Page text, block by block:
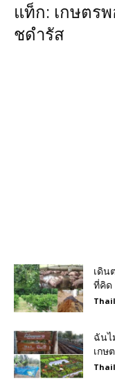
แท็ก: เกษตร
ชดํารัส
เดิน
ที่คิด
ฉันไ
เกษ